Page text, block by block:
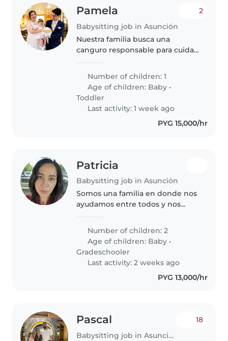
Pamela
Babysitting job in Asunción
2
Nuestra familia busca una
canguro responsable para cuidar
paciente y que se sienta cómoda
cocinando y haciendo tareas del
hogar...
Number of children: 1
Age of children: Baby •
Toddler
Last activity: 1 week ago
PYG 15,000/hr
Patricia
Babysitting job in Asunción
Somos una familia en donde nos
ayudamos entre todos y nos
Number of children: 2
Age of children: Baby •
Gradeschooler
Last activity: 2 weeks ago
PYG 13,000/hr
Pascal
Babysitting job in Asunción
18